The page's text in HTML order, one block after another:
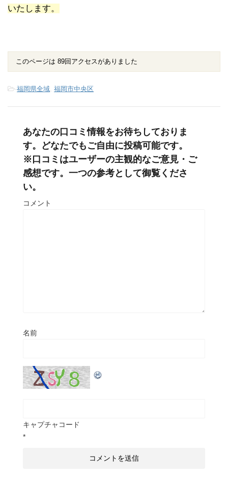
いたします。
このページは 89回アクセスがありました
-福岡県全域, 福岡市中央区
あなたの口コミ情報をお待ちしておりま
す。どなたでもご自由に投稿可能です。
※口コミはユーザーの主観的なご意見・ご
感想です。一つの参考として御覧くださ
い。
コメント
名前
キャプチャコード
*